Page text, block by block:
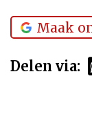
Maak
Delen via: